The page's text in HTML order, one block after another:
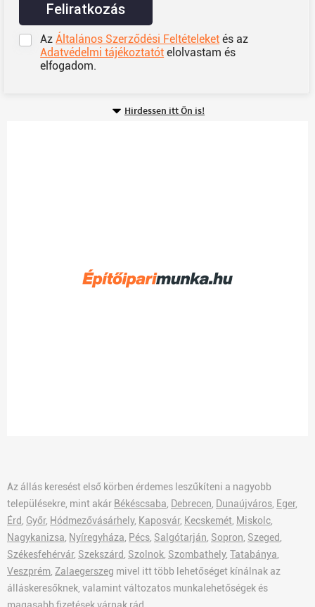
Feliratkozás
AzÁltalános Szerződési Feltételeket és az
Adatvédelmi tájékoztatót elolvastam és
elfogadom.
Hirdessen itt Ön is!
Az állás keresést első körben érdemes leszűkíteni a nagyobb
településekre, mint akár Békéscsaba Debrecen Dunaújváros Eger,
Érd Győr, Hódmezővásárhely, Kaposvár, Kecskemét Miskolc
Nagykanizsa Nyíregyháza Pécs Salgótarján Sopron Szeged
Székesfehérvár, Szekszárd Szolnok Szombathely, Tatabánya
Veszprém Zalaegerszeg mivel itt több lehetőséget kínálnak az
álláskeresőknek, valamint változatos munkalehetőségek és